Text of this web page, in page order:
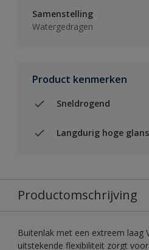
Samenstelling
Watergedragen
Product kenmerken
Sneldrogend
Langdurig hoge glans
Productomschrijving
Buitenlak met een extreem laag
uitstekende flexibiliteit zorgt